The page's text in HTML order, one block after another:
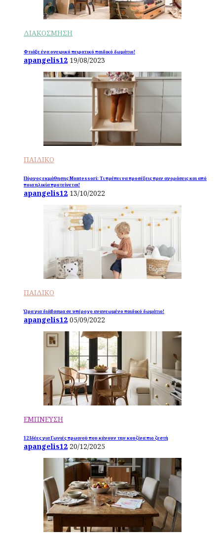
ΔΙΑΚΟΣΜΗΣΗ
Φτιάξε ένα ονειρικό πειρατικό παιδικό δωμάτιο!
apangelis12 19/08/2023
ΠΑΙΔΙΚΟ
Πύργος εκμάθησης Montessori: Τι πρέπει να προσέξεις πριν αγοράσεις και από
ποια ηλικία προτείνεται!
apangelis12 13/10/2022
ΠΑΙΔΙΚΟ
Ώρα για διάβασμα σε υπέροχο ανανεωμένο παιδικό δωμάτιο!
apangelis12 05/09/2022
ΕΜΠΝΕΥΣΗ
12 Ιδέες για Γωνιές πρωινού που κάνουν την κουζίνα πιο ζεστή
apangelis12 20/12/2025